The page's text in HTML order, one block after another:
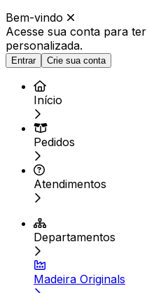
Bem-vindo
Acesse sua conta para ter
personalizada.
Entrar Crie sua conta
Início
Pedidos
Atendimentos
Departamentos
Madeira Originals